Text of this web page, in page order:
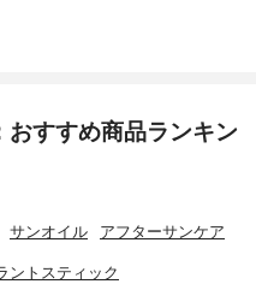
おすすめ商品ランキン
サンオイル アフターサンケア
ントスティック